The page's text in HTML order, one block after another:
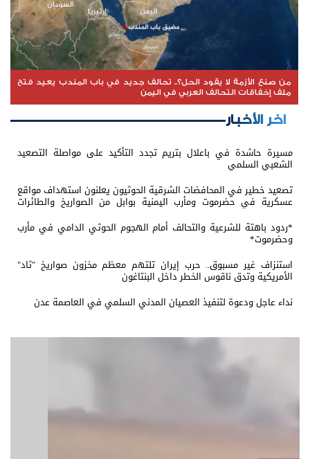
من صنع الأزمة لا يقود الحل؟.. تحالف جديد في باب المندب يعيد فتح
ملف إخفاقات التحالف العربي في اليمن
اخر الأخبار
مسيرة حاشدة في باعلال بتريم تجدد التأكيد على مواصلة التصعيد
الشعبي السلمي
تصعيد خطير في المحافضات الشرقية الحوثيون يعلنون استهداف مواقع
عسكرية في حضرموت ومأرب اليمنية بوابل من الصواريخ والطائرات
*ردود باهتة للشرعية والتحالف أمام الهجوم الحوثي الدامي في مأرب
وحضرموت*
استنزاف غير مسبوق.. حرب إيران تلتهم معظم مخزون صواريخ "ثاد"
الأمريكية وتدق ناقوس الخطر داخل البنتاغون
نداء عاجل ودعوة لتنفيذ العصيان المدني السلمي في العاصمة عدن